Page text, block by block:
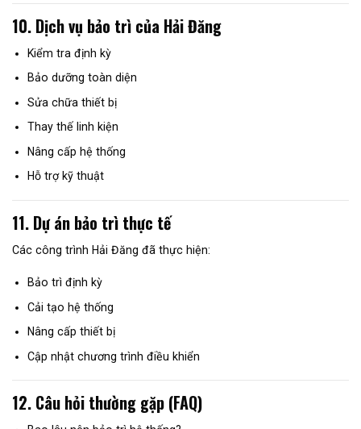
10. Dịch vụ bảo trì của Hải Đăng
Kiểm tra định kỳ
Bảo dưỡng toàn diện
Sửa chữa thiết bị
Thay thế linh kiện
Nâng cấp hệ thống
Hỗ trợ kỹ thuật
11. Dự án bảo trì thực tế
Các công trình Hải Đăng đã thực hiện:
Bảo trì định kỳ
Cải tạo hệ thống
Nâng cấp thiết bị
Cập nhật chương trình điều khiển
12. Câu hỏi thường gặp (FAQ)